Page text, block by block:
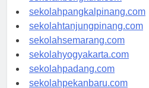
sekolahbengkulu.com
sekolahpangkalpinang.com
sekolahtanjungpinang.com
sekolahsemarang.com
sekolahyogyakarta.com
sekolahpadang.com